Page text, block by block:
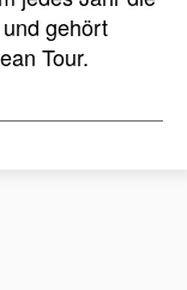
gehört
Tour.